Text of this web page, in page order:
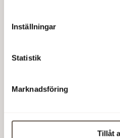
Inställningar
Statistik
Marknadsföring
Tillåt